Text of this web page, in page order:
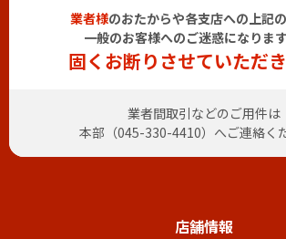
業者様のおたからや各支店への上記の
一般のお客様へのご迷惑になります
固くお断りさせていただき
業者間取引などのご用件は
本部（045-330-4410）へご連絡く
店舗情報